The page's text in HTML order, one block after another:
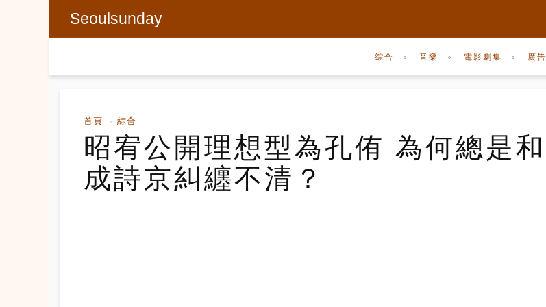
Seoulsunday
綜合 音樂 電影劇集 廣告
首頁 綜合
昭宥公開理想型為孔侑 為何總是和
成詩京糾纏不清？